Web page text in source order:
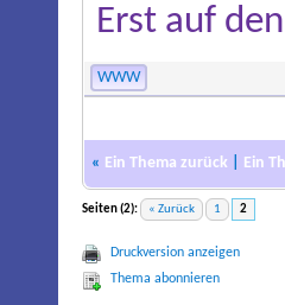
Erst auf
WWW
« Ein Thema zurück Ein
Seiten (2): « Zurück 1 2
Druckversion anzeigen
Thema abonnieren